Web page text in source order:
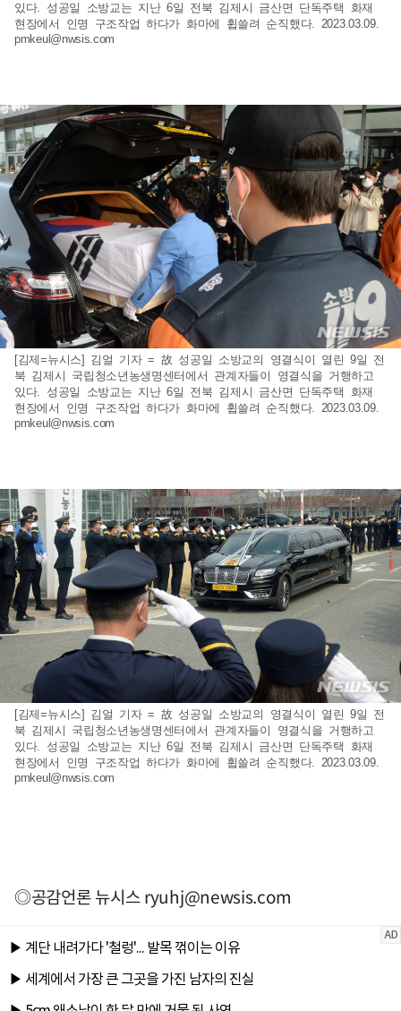
있다. 성공일 소방교는 지난 6일 전북 김제시 금산면 단독주택 화재
현장에서 인명 구조작업 하다가 화마에 휩쓸려 순직했다. 2023.03.09.
pmkeul@nwsis.com
[김제=뉴시스] 김얼 기자 = 故 성공일 소방교의 영결식이 열린 9일 전
북 김제시 국립청소년농생명센터에서 관계자들이 영결식을 거행하고
있다. 성공일 소방교는 지난 6일 전북 김제시 금산면 단독주택 화재
현장에서 인명 구조작업 하다가 화마에 휩쓸려 순직했다. 2023.03.09.
pmkeul@nwsis.com
[김제=뉴시스] 김얼 기자 = 故 성공일 소방교의 영결식이 열린 9일 전
북 김제시 국립청소년농생명센터에서 관계자들이 영결식을 거행하고
있다. 성공일 소방교는 지난 6일 전북 김제시 금산면 단독주택 화재
현장에서 인명 구조작업 하다가 화마에 휩쓸려 순직했다. 2023.03.09.
pmkeul@nwsis.com
◎공감언론 뉴시스ryuhj@newsis.com